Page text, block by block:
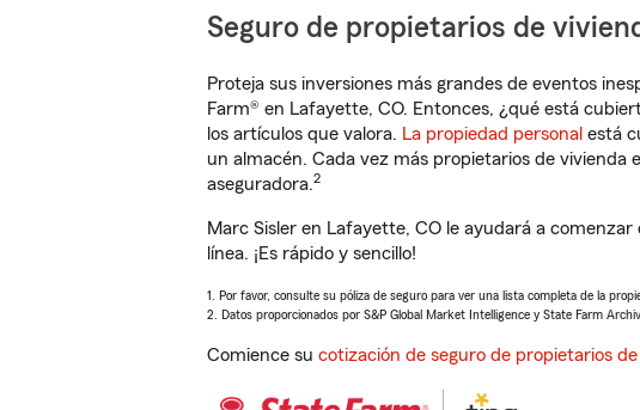
Seguro de propietarios de
Proteja sus inversiones más grandes de eventos
Farm® en Lafayette, CO. Entonces, ¿qué está
los artículos que valora. La propiedad personal está
un almacén. Cada vez más propietarios de
aseguradora.2
Marc Sisler en Lafayette, CO le ayudará a
línea. ¡Es rápido y sencillo!
1. Por favor, consulte su póliza de seguro para ver una lista completa de la
2. Datos proporcionados por S&P Global Market Intelligence y State Farm
Comience su cotización de seguro de propietarios